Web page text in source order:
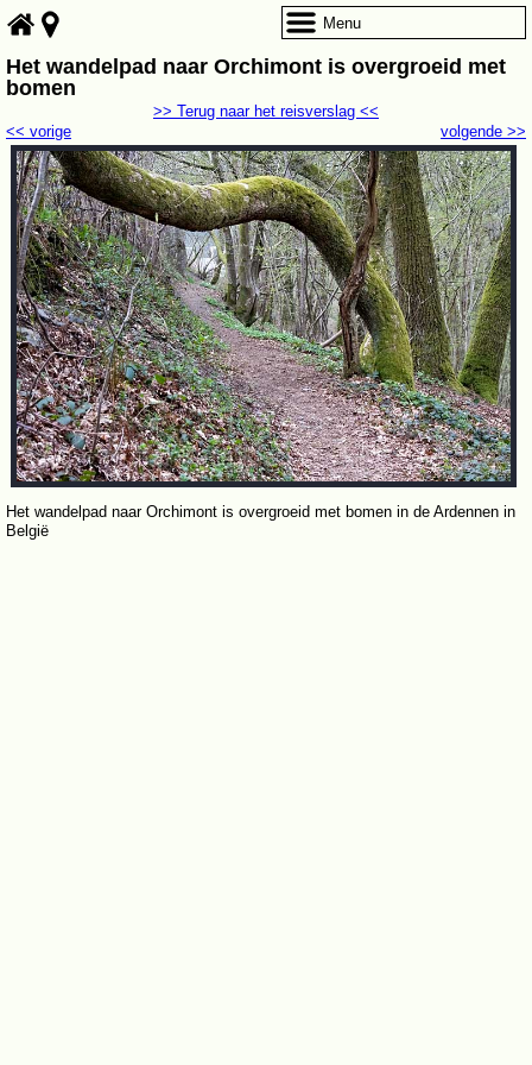
Het wandelpad naar Orchimont is overgroeid met
bomen
volgende >>
<< vorige
>> Terug naar het reisverslag <<
Het wandelpad naar Orchimont is overgroeid met bomen in de Ardennen in
België
Menu